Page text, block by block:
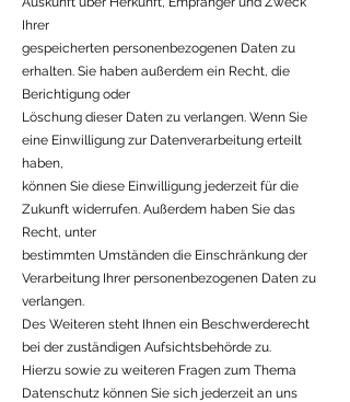
Ihrer
gespeicherten personenbezogenen Daten zu
erhalten. Sie haben außerdem ein Recht, die
Berichtigung oder
Löschung dieser Daten zu verlangen. Wenn Sie
eine Einwilligung zur Datenverarbeitung erteilt
haben,
können Sie diese Einwilligung jederzeit für die
Zukunft widerrufen. Außerdem haben Sie das
Recht, unter
bestimmten Umständen die Einschränkung der
Verarbeitung Ihrer personenbezogenen Daten zu
verlangen.
Des Weiteren steht Ihnen ein Beschwerderecht
bei der zuständigen Aufsichtsbehörde zu.
Hierzu sowie zu weiteren Fragen zum Thema
Datenschutz können Sie sich jederzeit an uns